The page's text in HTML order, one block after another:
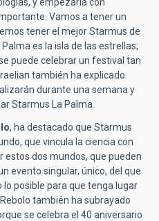
Vamos a tener un
tener el mejor Starmus de
es la isla de las estrellas;
puede celebrar un festival tan
también ha explicado
durante una semana y
Starmus La Palma.
, ha destacado que Starmus
que vincula la ciencia con
estos dos mundos, que pueden
evento singular, único, del que
posible para que tenga lugar
también ha subrayado
se celebra el 40 aniversario